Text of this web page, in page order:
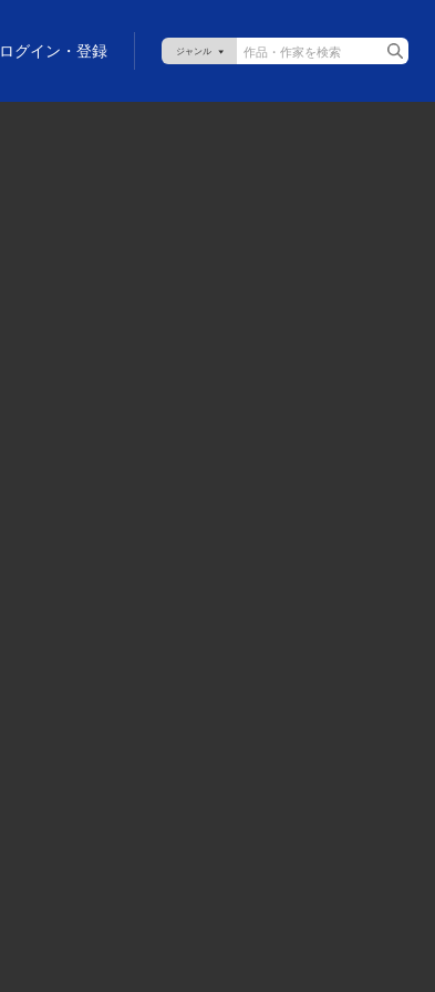
ログイン・登録